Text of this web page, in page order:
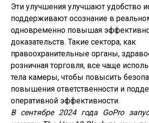
Эти улучшения улучшают удобство
поддерживают осознание в
одновременно повышая
доказательств. Такие сектора, как
правоохранительные органы,
розничная торговля, все чаще
тела камеры, чтобы повысить
повышения ответственности и
оперативной эффективности.
В сентябре 2024 года GoPro